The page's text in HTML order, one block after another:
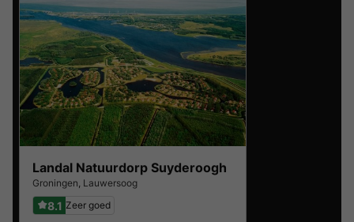
Landal Natuurdorp Suyderoogh
Groningen, Lauwersoog
8.1 Zeer goed